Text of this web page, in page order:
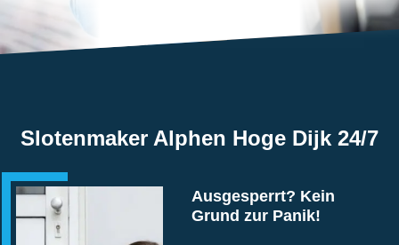
Slotenmaker Alphen Hoge Dijk 24/7
Ausgesperrt? Kein
Grund zur Panik!